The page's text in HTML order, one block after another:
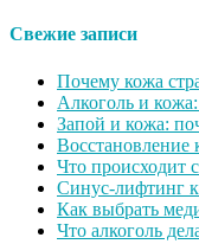
Свежие записи
Почему кожа
Алкоголь и
Запой и кожа:
Восстановление
Что происходит
Синус-лифтинг
Как выбрать
Что алкоголь